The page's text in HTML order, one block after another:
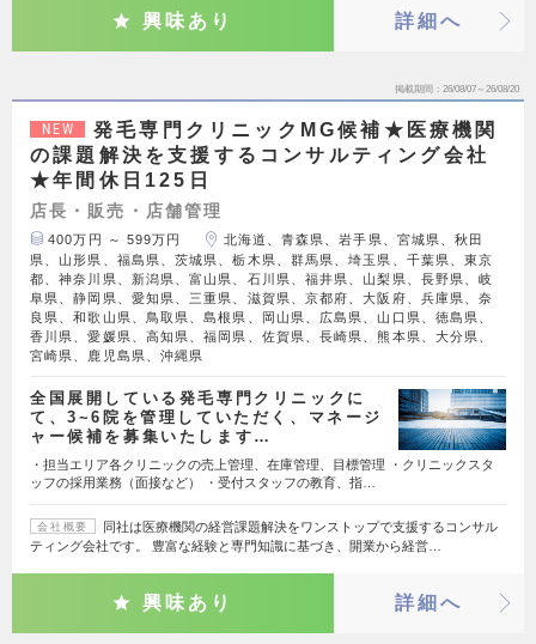
興味あり 詳細へ
掲載期間 26/08/07～26/08/20
NEW
発毛専門クリニックMG候補★医療機関
の課題解決を支援するコンサルティング会社
★年間休日125日
店長・販売・店舗管理
400万円 ～ 599万円
北海道、青森県、岩手県、宮城県、秋田
県、山形県、福島県、茨城県、栃木県、群馬県、埼玉県、千葉県、東京
都、神奈川県、新潟県、富山県、石川県、福井県、山梨県、長野県、岐
阜県、静岡県、愛知県、三重県、滋賀県、京都府、大阪府、兵庫県、奈
良県、和歌山県、鳥取県、島根県、岡山県、広島県、山口県、徳島県、
香川県、愛媛県、高知県、福岡県、佐賀県、長崎県、熊本県、大分県、
宮崎県、鹿児島県、沖縄県
全国展開している発毛専門クリニックに
て、3~6院を管理していただく、マネージ
ャー候補を募集いたします…
・担当エリア各クリニックの売上管理、在庫管理、目標管理 ・クリニックスタ
ッフの採用業務（面接など） ・受付スタッフの教育、指…
会社概要
同社は医療機関の経営課題解決をワンストップで支援するコンサル
ティング会社です。 豊富な経験と専門知識に基づき、開業から経営…
興味あり 詳細へ